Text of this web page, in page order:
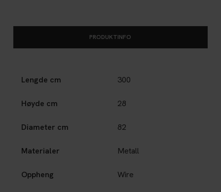
PRODUKTINFO
Lengde cm 300
Høyde cm 28
Diameter cm 82
Materialer Metall
Oppheng Wire